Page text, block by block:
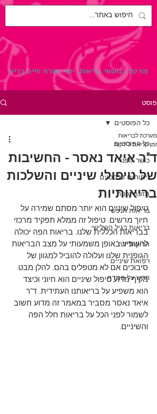
לבריאות.
פורטל בנושאי בריאות, יופי ואורח חיים בריא
פוסט
כל הפוסטים
כושר גופני
ניתוחים פלסטיים
תזונה נכונה
בריאות הנפש
בריאות בגיל השלישי
הריון ולידה
רפואת שיניים
חדש על המדף
כל הפוסטים
ד"ר איאד נאסר - החשיבות
של טיפולי שיניים והשלכות
בריאותיות
מערכת לבריאות
זמן קריאה 3 דקות
טיפול שיניים הוא יותר מסתם שמירה על
חיוך מרשים. טיפול זה ממלא תפקיד מרכזי
בבריאות הכללית שלנו. בריאות הפה יכולה
להשפיע באופן משמעותי על מצב הבריאות
הגופנית שלנו ועלולה להוביל למגוון של
סיבוכים אם לא מטפלים בהם. להלן מבט
מקיף מדוע טיפול שיניים הוא חיוני וכיצד
הוא משפיע על בריאותנו העתידית. ד"ר
איאד נאסר מסביר במאמר זה מדוע חשוב
לשמור לפני הכל על בריאות חלל הפה
והשיניים.